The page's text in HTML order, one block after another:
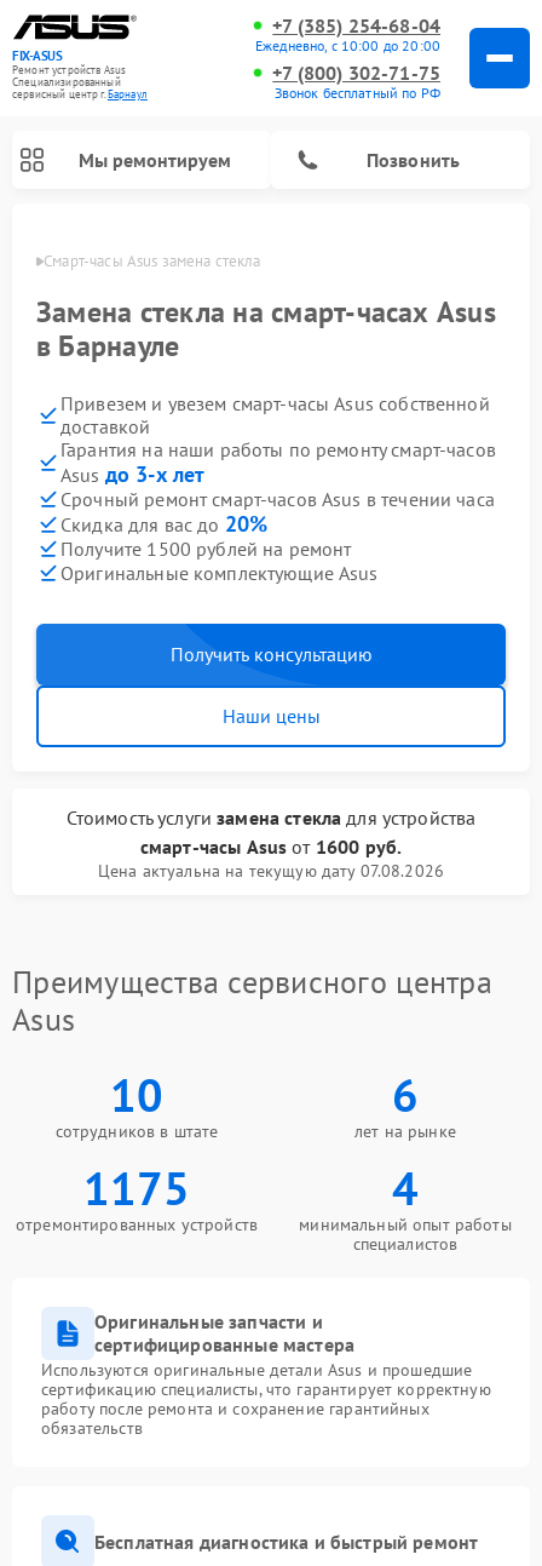
FIX-ASUS
Ремонт устройств Asus
Специализированный
cервисный центр г.Барнаул
+7 (385) 254-68-04
Ежедневно, с 10:00 до 20:00
+7 (800) 302-71-75
Звонок бесплатный по РФ
Мы ремонтируем Позвонить
Смарт-часы Asus замена стекла
Замена стекла на смарт-часах Asus
в Барнауле
Привезем и увезем смарт-часы Asus собственной
доставкой
Гарантия на наши работы по ремонту смарт-часов
Asus до 3-х лет
Срочный ремонт смарт-часов Asus в течении часа
Скидка для вас до 20%
Получите 1500 рублей на ремонт
Оригинальные комплектующие Asus
Получить консультацию
Наши цены
Стоимость услугизамена стекла для устройства
смарт-часы Asus от 1600 руб.
Цена актуальна на текущую дату 07.08.2026
Преимущества сервисного центра
Asus
10
сотрудников в штате
6
лет на рынке
1175
отремонтированных устройств
4
минимальный опыт работы
специалистов
Оригинальные запчасти и
сертифицированные мастера
Используются оригинальные детали Asus и прошедшие
сертификацию специалисты, что гарантирует корректную
работу после ремонта и сохранение гарантийных
обязательств
Бесплатная диагностика и быстрый ремонт